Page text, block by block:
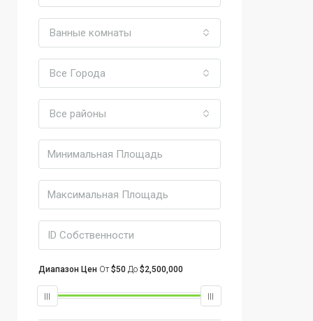
Ванные комнаты
Все Города
Все районы
Диапазон Цен От$50 До $2,500,000